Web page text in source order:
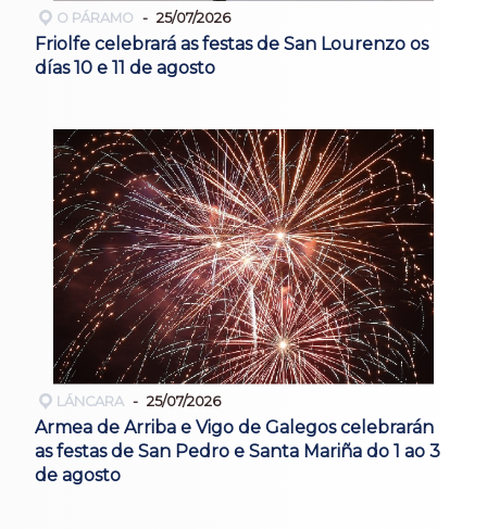
O PÁRAMO 25/07/2026
Friolfe celebrará as festas de San Lourenzo os
días 10 e 11 de agosto
LÁNCARA 25/07/2026
Armea de Arriba e Vigo de Galegos celebrarán
as festas de San Pedro e Santa Mariña do 1 ao 3
de agosto